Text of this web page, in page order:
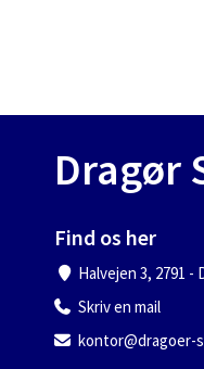
Dragør
Find os her
Halvejen 3, 2791 -
Skriv en mail
kontor@dragoer-